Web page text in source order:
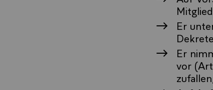
Er
Er
vor